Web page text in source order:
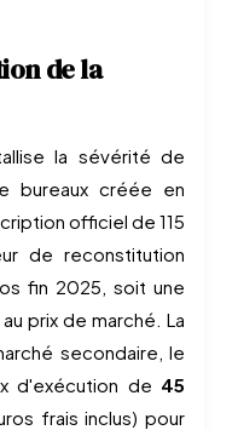
de la
la sévérité de
bureaux créée en
officiel de 115
de reconstitution
fin 2025, soit une
prix de marché. La
secondaire, le
d'exécution de 45
frais inclus) pour